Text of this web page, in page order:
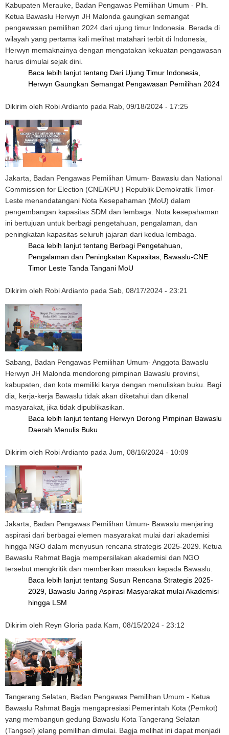
Kabupaten Merauke, Badan Pengawas Pemilihan Umum - Plh.
Ketua Bawaslu Herwyn JH Malonda gaungkan semangat
pengawasan pemilihan 2024 dari ujung timur Indonesia. Berada di
wilayah yang pertama kali melihat matahari terbit di Indonesia,
Herwyn memaknainya dengan mengatakan kekuatan pengawasan
harus dimulai sejak dini.
Baca lebih lanjut tentang Dari Ujung Timur Indonesia,
Herwyn Gaungkan Semangat Pengawasan Pemilihan 2024
Dikirim oleh Robi Ardianto pada Rab, 09/18/2024 - 17:25
Jakarta, Badan Pengawas Pemilihan Umum- Bawaslu dan National
Commission for Election (CNE/KPU ) Republik Demokratik Timor-
Leste menandatangani Nota Kesepahaman (MoU) dalam
pengembangan kapasitas SDM dan lembaga. Nota kesepahaman
ini bertujuan untuk berbagi pengetahuan, pengalaman, dan
peningkatan kapasitas seluruh jajaran dari kedua lembaga.
Baca lebih lanjut tentang Berbagi Pengetahuan,
Pengalaman dan Peningkatan Kapasitas, Bawaslu-CNE
Timor Leste Tanda Tangani MoU
Dikirim oleh Robi Ardianto pada Sab, 08/17/2024 - 23:21
Sabang, Badan Pengawas Pemilihan Umum- Anggota Bawaslu
Herwyn JH Malonda mendorong pimpinan Bawaslu provinsi,
kabupaten, dan kota memiliki karya dengan menuliskan buku. Bagi
dia, kerja-kerja Bawaslu tidak akan diketahui dan dikenal
masyarakat, jika tidak dipublikasikan.
Baca lebih lanjut tentang Herwyn Dorong Pimpinan Bawaslu
Daerah Menulis Buku
Dikirim oleh Robi Ardianto pada Jum, 08/16/2024 - 10:09
Jakarta, Badan Pengawas Pemilihan Umum- Bawaslu menjaring
aspirasi dari berbagai elemen masyarakat mulai dari akademisi
hingga NGO dalam menyusun rencana strategis 2025-2029. Ketua
Bawaslu Rahmat Bagja mempersilakan akademisi dan NGO
tersebut mengkritik dan memberikan masukan kepada Bawaslu.
Baca lebih lanjut tentang Susun Rencana Strategis 2025-
2029, Bawaslu Jaring Aspirasi Masyarakat mulai Akademisi
hingga LSM
Dikirim oleh Reyn Gloria pada Kam, 08/15/2024 - 23:12
Tangerang Selatan, Badan Pengawas Pemilihan Umum - Ketua
Bawaslu Rahmat Bagja mengapresiasi Pemerintah Kota (Pemkot)
yang membangun gedung Bawaslu Kota Tangerang Selatan
(Tangsel) jelang pemilihan dimulai. Bagja melihat ini dapat menjadi